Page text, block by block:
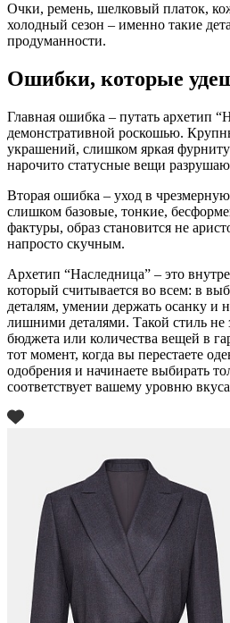
Очки, ремень, шелковый платок,
холодный сезон – именно такие
продуманности.
Ошибки, которые
Главная ошибка – путать архетип
демонстративной роскошью.
украшений, слишком яркая
нарочито статусные вещи
Вторая ошибка – уход в
слишком базовые, тонкие,
фактуры, образ становится не
напросто скучным.
Архетип “Наследница” – это
который считывается во всем: в
деталям, умении держать осанку и
лишними деталями. Такой стиль не
бюджета или количества вещей в
тот момент, когда вы перестаете
одобрения и начинаете выбирать
соответствует вашему уровню